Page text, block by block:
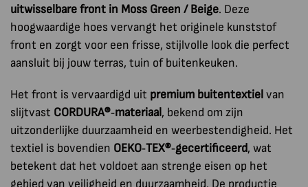
uitwisselbare front in Moss Green / Beige. Deze
hoogwaardige hoes vervangt het originele kunststof
front en zorgt voor een frisse, stijlvolle look die perfect
aansluit bij jouw terras, tuin of buitenkeuken.
Het front is vervaardigd uit premium buitentextielvan
slijtvast CORDURA®‑materiaal, bekend om zijn
uitzonderlijke duurzaamheid en weerbestendigheid. Het
textiel is bovendien OEKO‑TEX®‑gecertificeerd, wat
betekent dat het voldoet aan strenge eisen op het
gebied van veiligheid en duurzaamheid. De productie